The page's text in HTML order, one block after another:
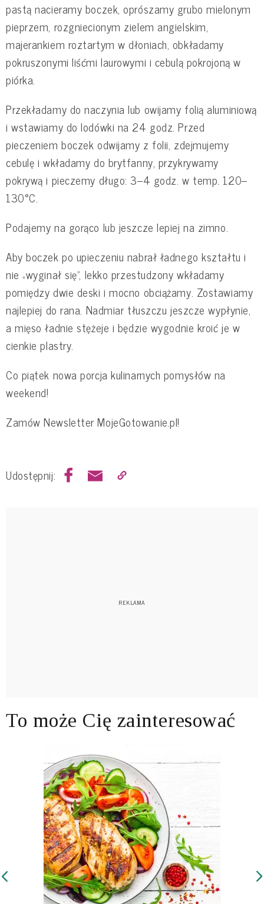
pastą nacieramy boczek, oprószamy grubo mielonym
pieprzem, rozgniecionym zielem angielskim,
majerankiem roztartym w dłoniach, obkładamy
pokruszonymi liśćmi laurowymi i cebulą pokrojoną w
piórka.
Przekładamy do naczynia lub owijamy folią aluminiową
i wstawiamy do lodówki na 24 godz. Przed
pieczeniem boczek odwijamy z folii, zdejmujemy
cebulę i wkładamy do brytfanny, przykrywamy
pokrywą i pieczemy długo: 3–4 godz. w temp. 120–
130°C.
Podajemy na gorąco lub jeszcze lepiej na zimno.
Aby boczek po upieczeniu nabrał ładnego kształtu i
nie „wyginał się”, lekko przestudzony wkładamy
pomiędzy dwie deski i mocno obciążamy. Zostawiamy
najlepiej do rana. Nadmiar tłuszczu jeszcze wypłynie,
a mięso ładnie stężeje i będzie wygodnie kroić je w
cienkie plastry.
Co piątek nowa porcja kulinarnych pomysłów na
weekend!
Zamów Newsletter MojeGotowanie.pl!
Udostępnij:
To może Cię zainteresować